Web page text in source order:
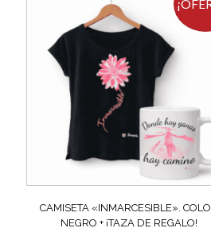
CAMISETA «INMARCESIBLE».
NEGRO + ¡TAZA DE REGALO!